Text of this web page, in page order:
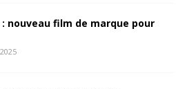
nouveau film de marque pour